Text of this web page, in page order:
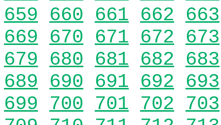
659 660 661 662 663
669 670 671 672 673
679 680 681 682 683
689 690 691 692 693
699 700 701 702 703